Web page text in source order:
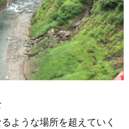
ような場所を超えていく